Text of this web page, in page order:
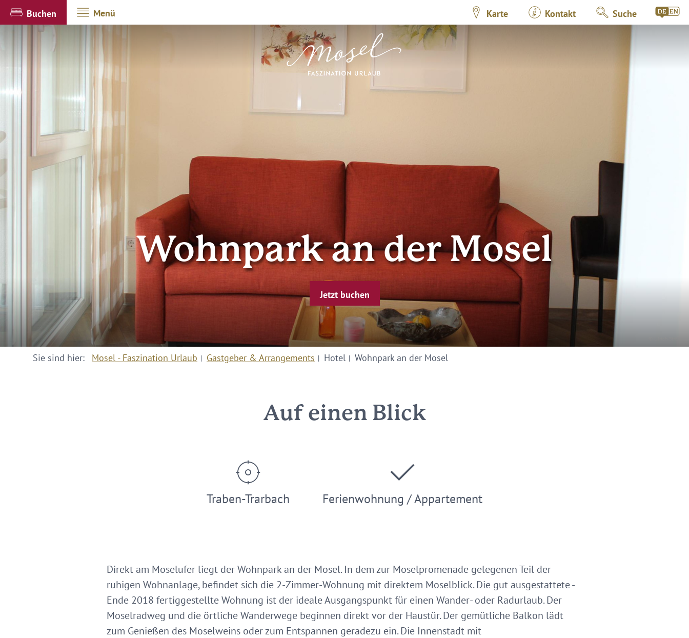
Buchen Menü Karte Kontakt Suche
Wohnpark an der Mosel
Jetzt buchen
Sie sind hier: Mosel - Faszination Urlaub Gastgeber & Arrangements Hotel Wohnpark an der Mosel
Auf einen Blick
Traben-Trarbach Ferienwohnung / Appartement
Direkt am Moselufer liegt der Wohnpark an der Mosel. In dem zur Moselpromenade gelegenen Teil der
ruhigen Wohnanlage, befindet sich die 2-Zimmer-Wohnung mit direktem Moselblick. Die gut ausgestattete -
Ende 2018 fertiggestellte Wohnung ist der ideale Ausgangspunkt für einen Wander- oder Radurlaub. Der
Moselradweg und die örtliche Wanderwege beginnen direkt vor der Haustür. Der gemütliche Balkon lädt
zum Genießen des Moselweins oder zum Entspannen geradezu ein. Die Innenstadt mit